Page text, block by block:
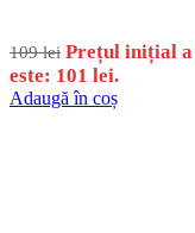
109lei Prețul inițial
este: 101 lei.
Adaugă în coș